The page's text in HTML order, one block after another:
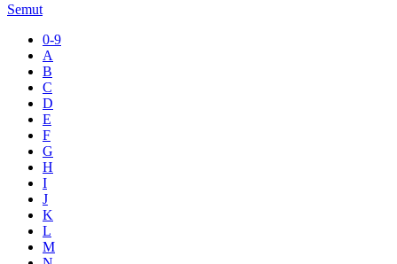
Semut
0-9
A
B
C
D
E
F
G
H
I
J
K
L
M